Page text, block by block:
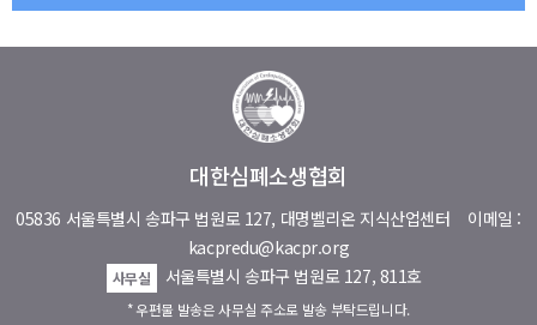
대한심폐소생협회
05836 서울특별시 송파구 법원로 127, 대명벨리온 지식산업센터 이메일 :
kacpredu@kacpr.org
사무실 서울특별시 송파구 법원로 127, 811호
* 우편물 발송은 사무실 주소로 발송 부탁드립니다.